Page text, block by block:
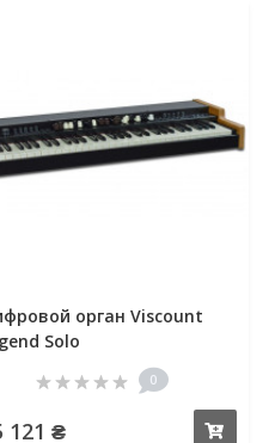
орган Viscount
Solo
0
121 ₴